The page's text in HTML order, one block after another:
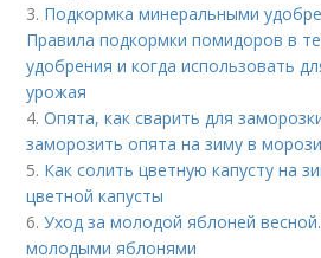
3. Подкормка минеральными
Правила подкормки помидоров в
удобрения и когда использовать
урожая
4.Опята, как сварить для
заморозить опята на зиму в
5. Как солить цветную капусту на
цветной капусты
6.Уход за молодой яблоней
молодыми яблонями